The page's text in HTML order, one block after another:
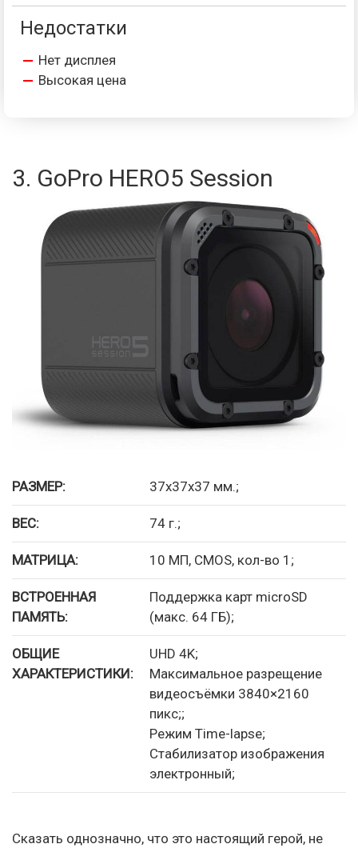
Недостатки
Нет дисплея
Высокая цена
3. GoPro HERO5 Session
РАЗМЕР: 37x37x37 мм.;
ВЕС: 74 г.;
МАТРИЦА: 10 МП, CMOS, кол-во 1;
ВСТРОЕННАЯ
ПАМЯТЬ:
Поддержка карт microSD
(макс. 64 ГБ);
ОБЩИЕ
ХАРАКТЕРИСТИКИ:
UHD 4K;
Максимальное разрещение
видеосъёмки 3840×2160
пикс;;
Режим Time-lapse;
Стабилизатор изображения
электронный;
Сказать однозначно, что это настоящий герой, не